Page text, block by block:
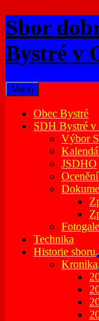
Skip
to
content
Sbor
Bystré v
Menu
Obec Bystré
SDH Bystré v
Výbor
JSDHO
Technika
Historie sboru
Kronika